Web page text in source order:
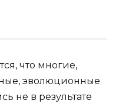
что многие,
эволюционные
не в результате